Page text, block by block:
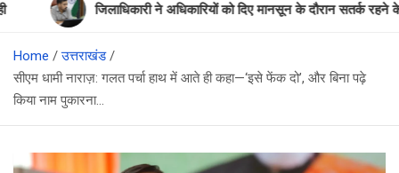
जिलाधिकारी ने अधिकारियों को दिए मानसून के दौरान सतर्क रहने के
Home
उत्तराखंड
सीएम धामी नाराज़: गलत पर्चा हाथ में आते ही कहा—‘इसे फेंक दो’, और बिना पढ़े
किया नाम पुकारना…